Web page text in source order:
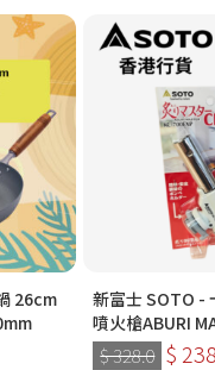
26cm
新富士 SOTO -
噴火槍ABURI
$ 328.0 $